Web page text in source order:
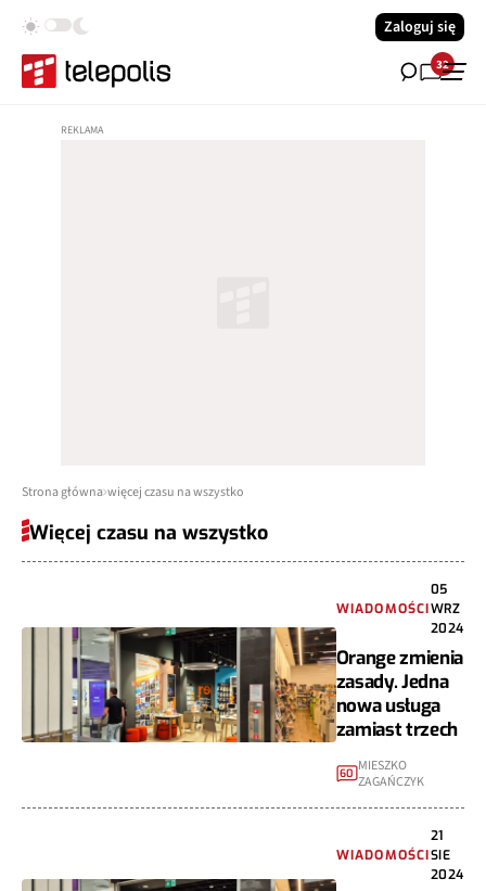
Zaloguj się
32
Strona główna więcej czasu na wszystko
Więcej czasu na wszystko
WIADOMOŚCI
05
WRZ
2024
Orange zmienia
zasady. Jedna
nowa usługa
zamiast trzech
60 MIESZKO
ZAGAŃCZYK
WIADOMOŚCI
21
SIE
2024